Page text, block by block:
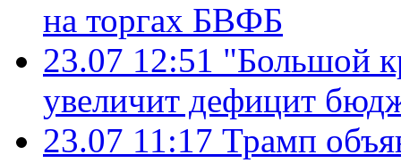
на торгах БВФБ
23.07 12:51 "Большой
увеличит дефицит
23.07 11:17 Трамп